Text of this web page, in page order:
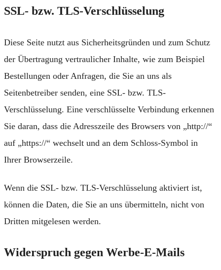
SSL- bzw. TLS-Verschlüsselung
Diese Seite nutzt aus Sicherheitsgründen und zum Schutz
der Übertragung vertraulicher Inhalte, wie zum Beispiel
Bestellungen oder Anfragen, die Sie an uns als
Seitenbetreiber senden, eine SSL- bzw. TLS-
Verschlüsselung. Eine verschlüsselte Verbindung erkennen
Sie daran, dass die Adresszeile des Browsers von „http://“
auf „https://“ wechselt und an dem Schloss-Symbol in
Ihrer Browserzeile.
Wenn die SSL- bzw. TLS-Verschlüsselung aktiviert ist,
können die Daten, die Sie an uns übermitteln, nicht von
Dritten mitgelesen werden.
Widerspruch gegen Werbe-E-Mails